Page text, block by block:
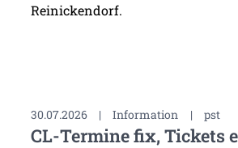
Reinickendorf.
30.07.2026 | Information | pst
CL-Termine fix, Tickets